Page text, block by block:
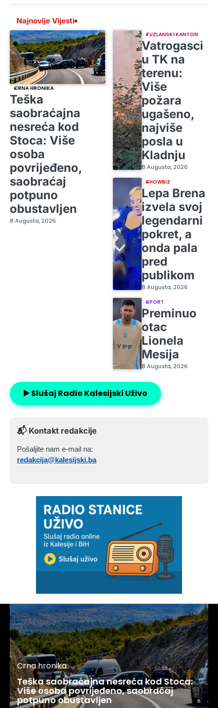
Najnovije Vijesti
CRNA HRONIKA
Teška
saobraćajna
nesreća kod
Stoca: Više
osoba
povrijeđeno,
saobraćaj
potpuno
obustavljen
8 Augusta, 2026
TUZLANSKI KANTON
Vatrogasci
u TK na
terenu:
Više
požara
ugašeno,
najviše
posla u
Kladnju
8 Augusta, 2026
SHOWBIZ
Lepa Brena
izvela svoj
legendarni
pokret, a
onda pala
pred
publikom
8 Augusta, 2026
SPORT
Preminuo
otac
Lionela
Mesija
8 Augusta, 2026
▶️ Slušaj Radio Kalesijski Uživo
📬 Kontakt redakcije
Pošaljite nam e-mail na:
redakcija@kalesijski.ba
Crna hronika
Teška saobraćajna nesreća kod Stoca:
Više osoba povrijeđeno, saobraćaj
potpuno obustavljen